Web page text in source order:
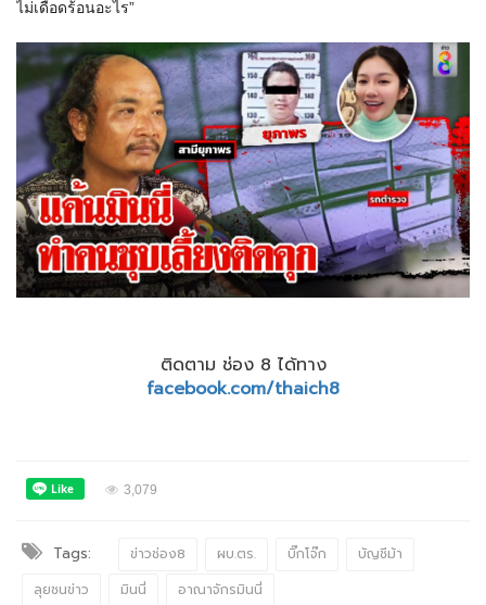
ไม่เดือดร้อนอะไร”
ติดตาม ช่อง 8 ได้ทาง
facebook.com/thaich8
3,079
Tags: ข่าวช่อง8 ผบ.ตร. บิ๊กโจ๊ก
บัญชีม้า
ลุยชนข่าว
มินนี่ อาณาจักรมินนี่